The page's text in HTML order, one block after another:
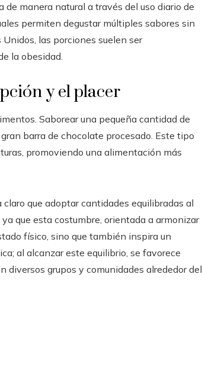
manera natural a través del uso diario de
permiten degustar múltiples sabores sin
las porciones suelen ser
la obesidad.
y el placer
Saborear una pequeña cantidad de
barra de chocolate procesado. Este tipo
promoviendo una alimentación más
que adoptar cantidades equilibradas al
que esta costumbre, orientada a armonizar
físico, sino que también inspira un
al alcanzar este equilibrio, se favorece
diversos grupos y comunidades alrededor del